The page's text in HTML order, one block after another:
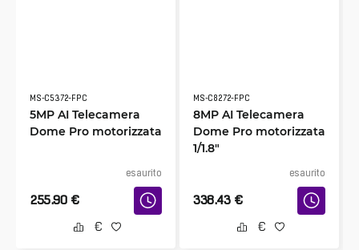
MS-C5372-FPC
5MP AI Telecamera
Dome Pro motorizzata
esaurito
255.90 €
MS-C8272-FPC
8MP AI Telecamera
Dome Pro motorizzata
1/1.8″
esaurito
338.43 €